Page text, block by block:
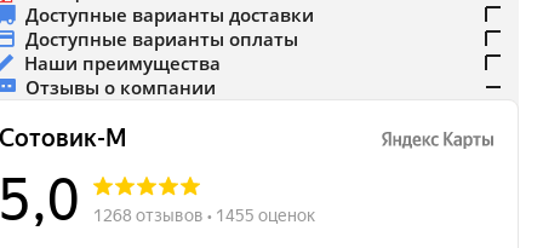
Доступные варианты доставки
Доступные варианты оплаты
Наши преимущества
Отзывы о компании